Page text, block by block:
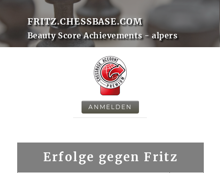
FRITZ.CHESSBASE.COM
Beauty Score Achievements - alpers
ANMELDEN
Erfolge gegen Fritz